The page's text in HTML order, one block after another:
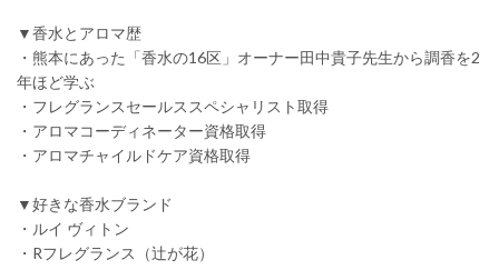
▼香水とアロマ歴
・熊本にあった「香水の16区」オーナー田中貴子先生から調香を2
年ほど学ぶ
・フレグランスセールススペシャリスト取得
・アロマコーディネーター資格取得
・アロマチャイルドケア資格取得
▼好きな香水ブランド
・ルイ ヴィトン
・Rフレグランス（辻が花）